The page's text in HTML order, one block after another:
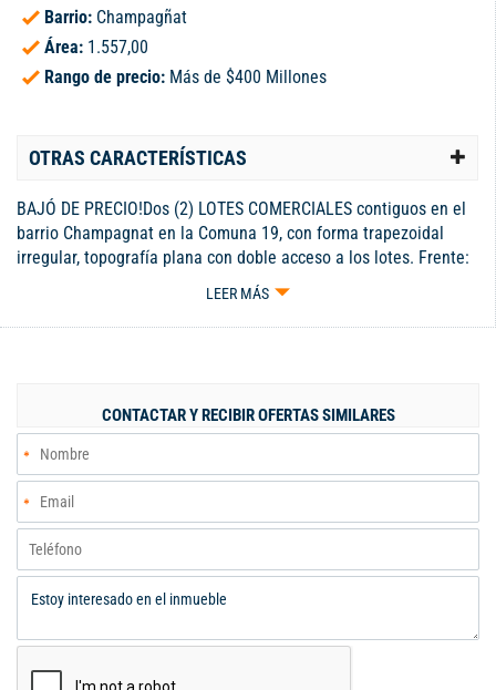
Barrio: Champagñat
Área: 1.557,00
Rango de precio: Más de $400 Millones
OTRAS CARACTERÍSTICAS
BAJÓ DE PRECIO!Dos (2) LOTES COMERCIALES contiguos en el
barrio Champagnat en la Comuna 19, con forma trapezoidal
irregular, topografía plana con doble acceso a los lotes. Frente:
26 m sobre vía secundaria, 12,6 m sobre vía local. Fondo: 73 m
Adicional 3.3) AREA TOTAL: 1.557 M2 Lote 1: 412 m2 Lote 2:
sector cuenta alumbrado público, red de energía eléctrica, red
telefónica, recolección de basuras y servicio de acueducto y
alcantarillado. Gas natural disponible pero aún no se encuentra
instalado. El transporte público es abundante y se realiza por
las principales vías del lugar. Cerca Galería La Alameda, parque
La Alameda, Convento La Milagrosa, Biblioteca Departamental
Jorge Garcés Borrero. *** Libre de deuda *** Excelente
tradición *** Avaluo catastral: $2.000 mill
LEER MÁS
CONTACTAR Y RECIBIR OFERTAS SIMILARES